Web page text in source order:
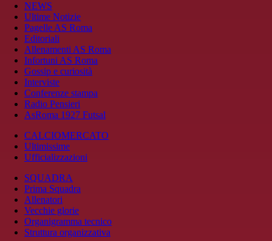
NEWS
Ultime Notizie
Pagelle AS Roma
Editoriali
Allenamenti AS Roma
Infortuni AS Roma
Gossip e curiosità
Interviste
Conferenze stampa
Radio Pensieri
AsRoma 1927 Futsal
CALCIOMERCATO
Ultimissime
Ufficializzazioni
SQUADRA
Prima Squadra
Allenatori
Vecchie glorie
Organigramma tecnico
Struttura organizzativa